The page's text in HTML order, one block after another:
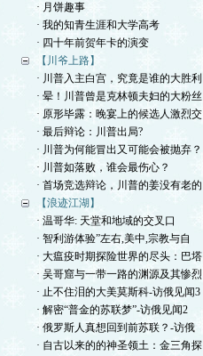
· 月饼趣事
· 我的知青生涯和大学高考
· 四十年前贺年卡的演变
【川爷上路】
· 川普入主白宫，究竟是谁的大胜利
· 晕！川普曾是克林顿夫妇的大粉丝
· 原形毕露：晚宴上的候选人激烈交
· 最后辩论：川普出局?
· 川普为何能冒出又可能会被抛弃？
· 川普如落败，谁会最伤心？
· 首场竞选辩论，川普的姜没有老的
【浪迹江湖】
· 温哥华: 天堂和地域的交叉口
· 智利游体验”左右,美中,宗教与自
· 大瘟疫时期探险世界的尽头：巴塔
· 吴哥窟与一带一路的渊源及其惨烈
· 止不住泪的大美莫斯科-访俄见闻3
· 解密“普金的苏联梦”-访俄见闻2
· 俄罗斯人真想回到前苏联？-访俄
· 自古以来的的神圣领土：金三角探